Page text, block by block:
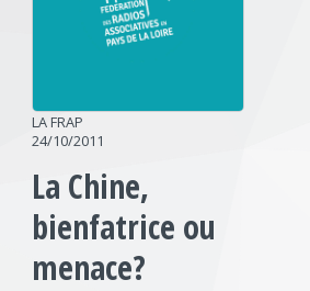
LA FRAP
24/10/2011
La Chine,
bienfatrice ou
menace?